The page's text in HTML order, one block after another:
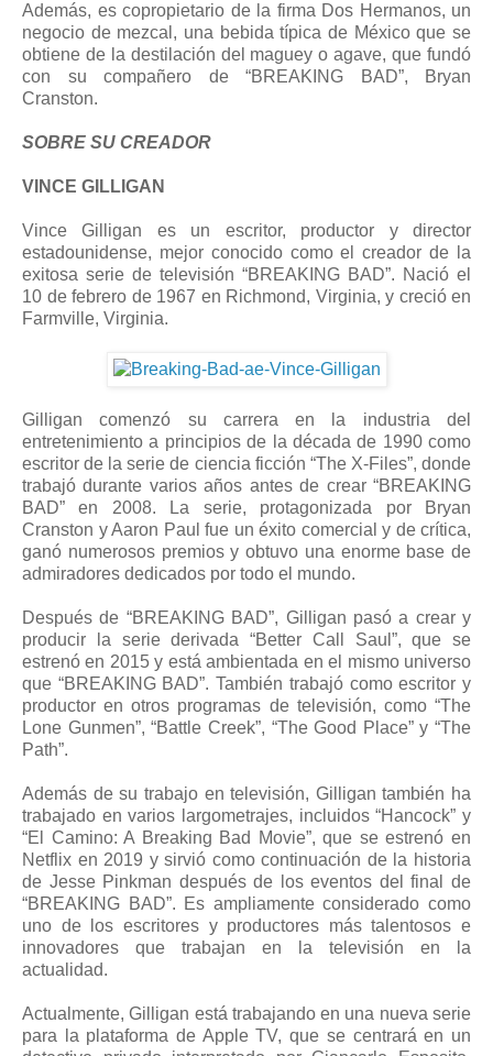
Además, es copropietario de la firma Dos Hermanos, un
negocio de mezcal, una bebida típica de México que se
obtiene de la destilación del maguey o agave, que fundó
con su compañero de “BREAKING BAD”, Bryan
Cranston.
SOBRE SU CREADOR
VINCE GILLIGAN
Vince Gilligan es un escritor, productor y director
estadounidense, mejor conocido como el creador de la
exitosa serie de televisión “BREAKING BAD”. Nació el
10 de febrero de 1967 en Richmond, Virginia, y creció en
Farmville, Virginia.
Gilligan comenzó su carrera en la industria del
entretenimiento a principios de la década de 1990 como
escritor de la serie de ciencia ficción “The X-Files”, donde
trabajó durante varios años antes de crear “BREAKING
BAD” en 2008. La serie, protagonizada por Bryan
Cranston y Aaron Paul fue un éxito comercial y de crítica,
ganó numerosos premios y obtuvo una enorme base de
admiradores dedicados por todo el mundo.
Después de “BREAKING BAD”, Gilligan pasó a crear y
producir la serie derivada “Better Call Saul”, que se
estrenó en 2015 y está ambientada en el mismo universo
que “BREAKING BAD”. También trabajó como escritor y
productor en otros programas de televisión, como “The
Lone Gunmen”, “Battle Creek”, “The Good Place” y “The
Path”.
Además de su trabajo en televisión, Gilligan también ha
trabajado en varios largometrajes, incluidos “Hancock” y
“El Camino: A Breaking Bad Movie”, que se estrenó en
Netflix en 2019 y sirvió como continuación de la historia
de Jesse Pinkman después de los eventos del final de
“BREAKING BAD”. Es ampliamente considerado como
uno de los escritores y productores más talentosos e
innovadores que trabajan en la televisión en la
actualidad.
Actualmente, Gilligan está trabajando en una nueva serie
para la plataforma de Apple TV, que se centrará en un